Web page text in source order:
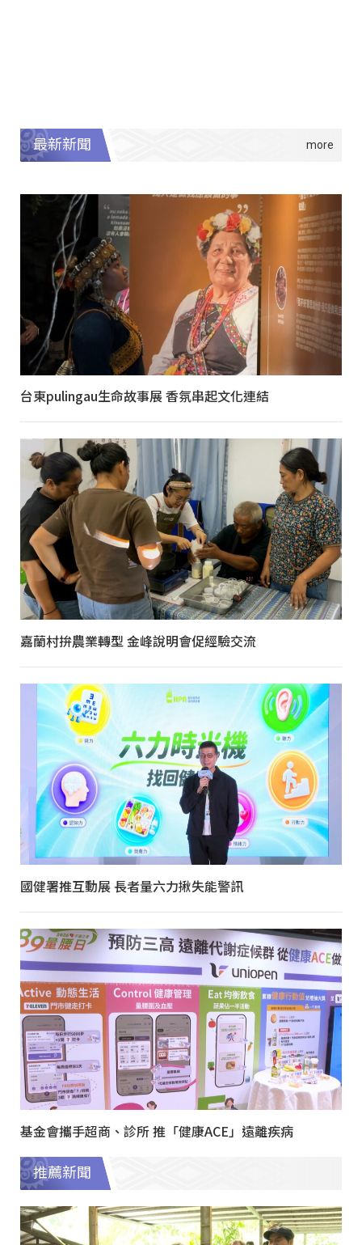
最新新聞
台東pulingau生命故事展 香氛串起文化連結
嘉蘭村拚農業轉型 金峰說明會促經驗交流
國健署推互動展 長者量六力揪失能警訊
基金會攜手超商、診所 推「健康ACE」遠離疾病
推薦新聞